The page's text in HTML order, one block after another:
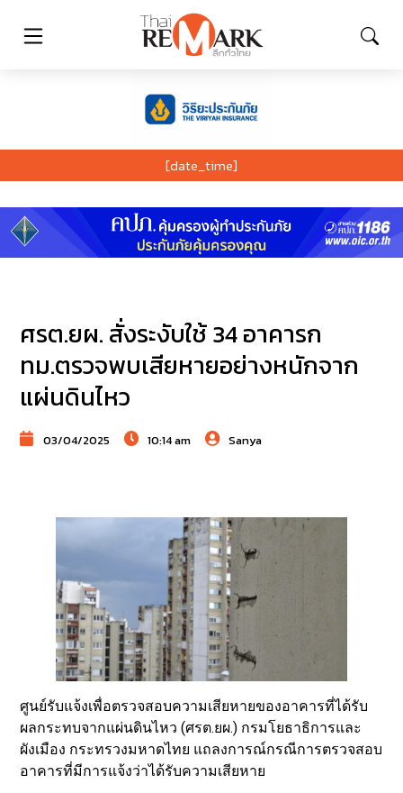
[date_time]
ศรต.ยผ. สั่งระงับใช้ 34 อาคารก
ทม.ตรวจพบเสียหายอย่างหนักจาก
แผ่นดินไหว
03/04/2025 10:14 am Sanya
ศูนย์รับแจ้งเพื่อตรวจสอบความเสียหายของอาคารที่ได้รับ
ผลกระทบจากแผ่นดินไหว (ศรต.ยผ.) กรมโยธาธิการและ
ผังเมือง กระทรวงมหาดไทย แถลงการณ์กรณีการตรวจสอบ
อาคารที่มีการแจ้งว่าได้รับความเสียหาย